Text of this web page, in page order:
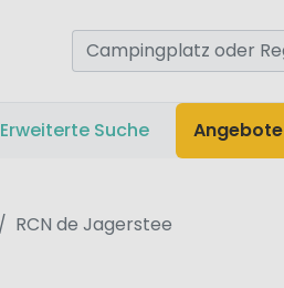
Erweiterte Suche Angebote
RCN de Jagerstee